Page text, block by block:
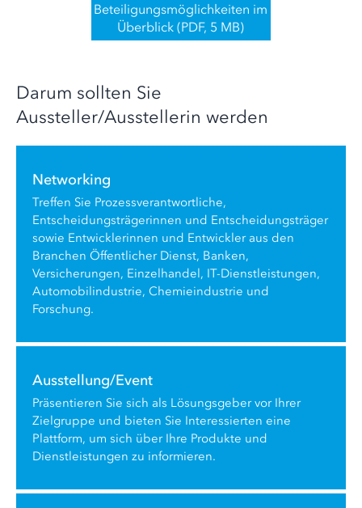
Beteiligungsmöglichkeiten im
Überblick (PDF, 5 MB)
Darum sollten Sie
Aussteller/Ausstellerin werden
Networking
Treffen Sie Prozessverantwortliche,
Entscheidungsträgerinnen und Entscheidungsträger
sowie Entwicklerinnen und Entwickler aus den
Branchen Öffentlicher Dienst, Banken,
Versicherungen, Einzelhandel, IT-Dienstleistungen,
Automobilindustrie, Chemieindustrie und
Forschung.
Ausstellung/Event
Präsentieren Sie sich als Lösungsgeber vor Ihrer
Zielgruppe und bieten Sie Interessierten eine
Plattform, um sich über Ihre Produkte und
Dienstleistungen zu informieren.